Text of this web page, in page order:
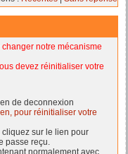
notre mécanisme
devez réinitialiser votre
de deconnexion
pour réinitialiser votre
cliquez sur le lien pour
passe reçu.
normalement avec